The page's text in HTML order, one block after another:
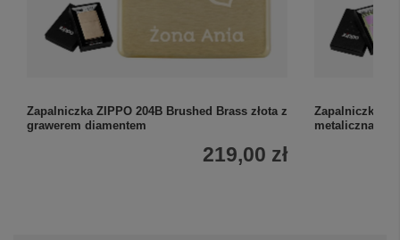
Zapalniczka ZIPPO 204B Brushed Brass złota z
grawerem diamentem
219,00 zł
Zapalniczka
metaliczna z